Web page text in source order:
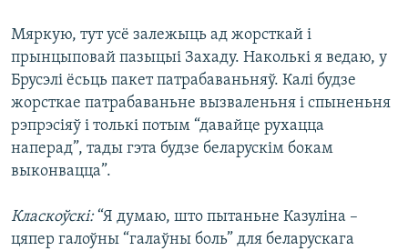
Мяркую, тут усё залежыць ад жорсткай і
прынцыповай пазыцыі Захаду. Наколькі я ведаю, у
Брусэлі ёсьць пакет патрабаваньняў. Калі будзе
жорсткае патрабаваньне вызваленьня і спыненьня
рэпрэсіяў і толькі потым “давайце рухацца
наперад”, тады гэта будзе беларускім бокам
выконвацца”.
Класкоўскі: “Я думаю, што пытаньне Казуліна –
цяпер галоўны “галаўны боль” для беларускага